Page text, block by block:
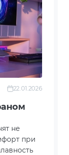
22.01.2026
не
при